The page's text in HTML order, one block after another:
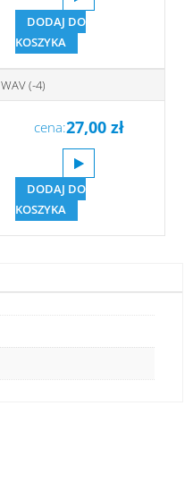
DODAJ DO
KOSZYKA
WAV (-4)
cena:27,00 zł
DODAJ DO
KOSZYKA